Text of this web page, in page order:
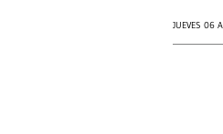
JUEVES 06